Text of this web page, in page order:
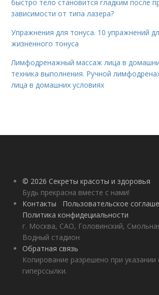
быстро тело становится гладким после
зависимости от типа лазера?
Упражнения для тонуса. 10 упражнений
жизненного тонуса
Лимфодренажный массаж лица в
техника выполнения. Ручной
лица в домашних условиях
© 2026 Секреты красоты и здоровья
Будь прекрасна вместе с нами!
Контакты
Пользовательское
Политика конфидециальности
г. Москва, САО, Головинский,
Водный стадион
Обратная связь
Копирование разрешено при указании
гиперссылки.